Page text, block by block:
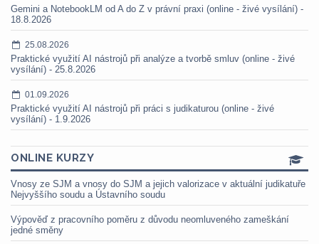
Gemini a NotebookLM od A do Z v právní praxi (online - živé vysílání) -
18.8.2026
25.08.2026
Praktické využití AI nástrojů při analýze a tvorbě smluv (online - živé
vysílání) - 25.8.2026
01.09.2026
Praktické využití AI nástrojů při práci s judikaturou (online - živé
vysílání) - 1.9.2026
ONLINE KURZY
Vnosy ze SJM a vnosy do SJM a jejich valorizace v aktuální judikatuře
Nejvyššího soudu a Ústavního soudu
Výpověď z pracovního poměru z důvodu neomluveného zameškání
jedné směny